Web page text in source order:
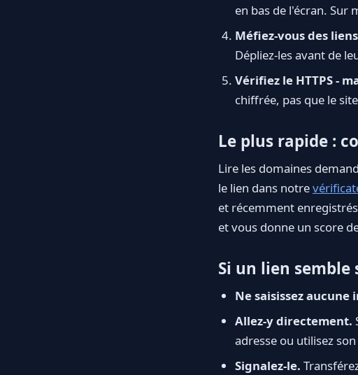
en bas de l'écran. Sur
Méfiez-vous des
Dépliez-les avant de
Vérifiez le HTTPS -
chiffrée, pas que le
Le plus rapide :
Lire les domaines
le lien dans notre
et récemment
et vous donne un score
Si un lien semble
Ne saisissez
Allez-y directement.
adresse ou utilisez
Signalez-le.